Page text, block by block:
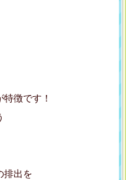
徴です！
排出を